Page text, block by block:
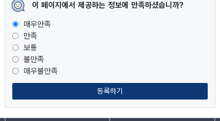
이 페이지에서 제공하는 정보에 만족하셨습니까?
매우만족
만족
보통
불만족
매우불만족
등록하기